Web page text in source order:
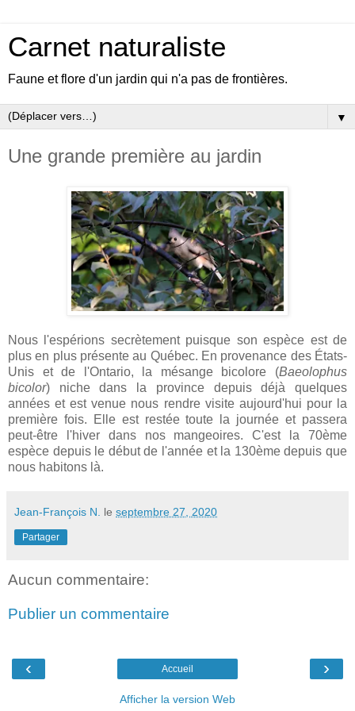
Carnet naturaliste
Faune et flore d'un jardin qui n'a pas de frontières.
▼
Une grande première au jardin
Nous l'espérions secrètement puisque son espèce est de
plus en plus présente au Québec. En provenance des États-
Unis et de l'Ontario, la mésange bicolore (Baeolophus
bicolor) niche dans la province depuis déjà quelques
années et est venue nous rendre visite aujourd'hui pour la
première fois. Elle est restée toute la journée et passera
peut-être l'hiver dans nos mangeoires. C'est la 70ème
espèce depuis le début de l'année et la 130ème depuis que
nous habitons là.
Jean-François N. le septembre 27, 2020
Partager
Aucun commentaire:
Publier un commentaire
‹ ›
Accueil
Afficher la version Web